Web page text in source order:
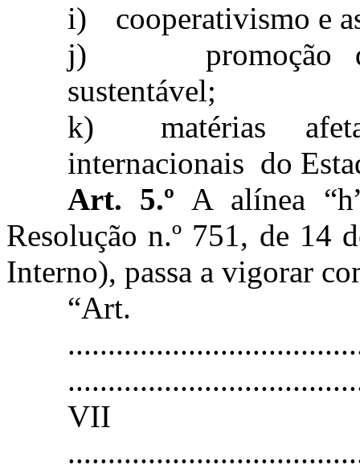
i)
cooperativismo e
j)
promoção
sustentável;
k)
matérias
internacionais do
Art. 5.º A alínea
Resolução n.º 751, de 14
Interno), passa a vigorar
VII